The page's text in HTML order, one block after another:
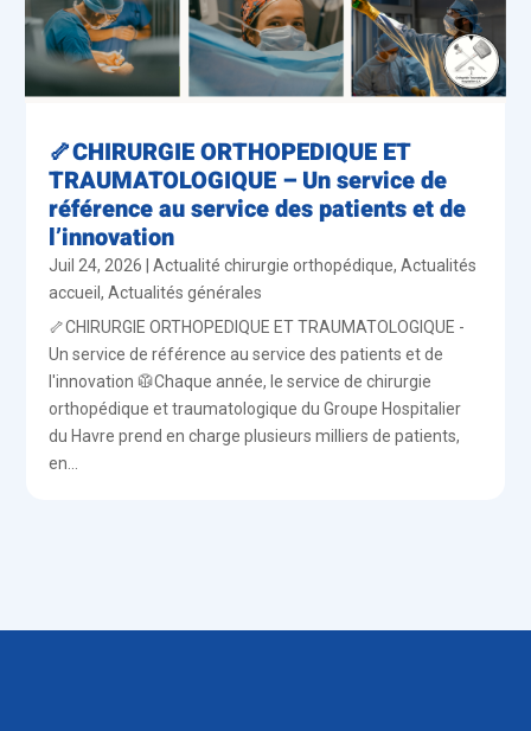
🦴CHIRURGIE ORTHOPEDIQUE ET
TRAUMATOLOGIQUE – Un service de
référence au service des patients et de
l’innovation
Juil 24, 2026 |Actualité chirurgie orthopédique,Actualités
accueil,Actualités générales
🦴CHIRURGIE ORTHOPEDIQUE ET TRAUMATOLOGIQUE -
Un service de référence au service des patients et de
l'innovation 🥼Chaque année, le service de chirurgie
orthopédique et traumatologique du Groupe Hospitalier
du Havre prend en charge plusieurs milliers de patients,
en...